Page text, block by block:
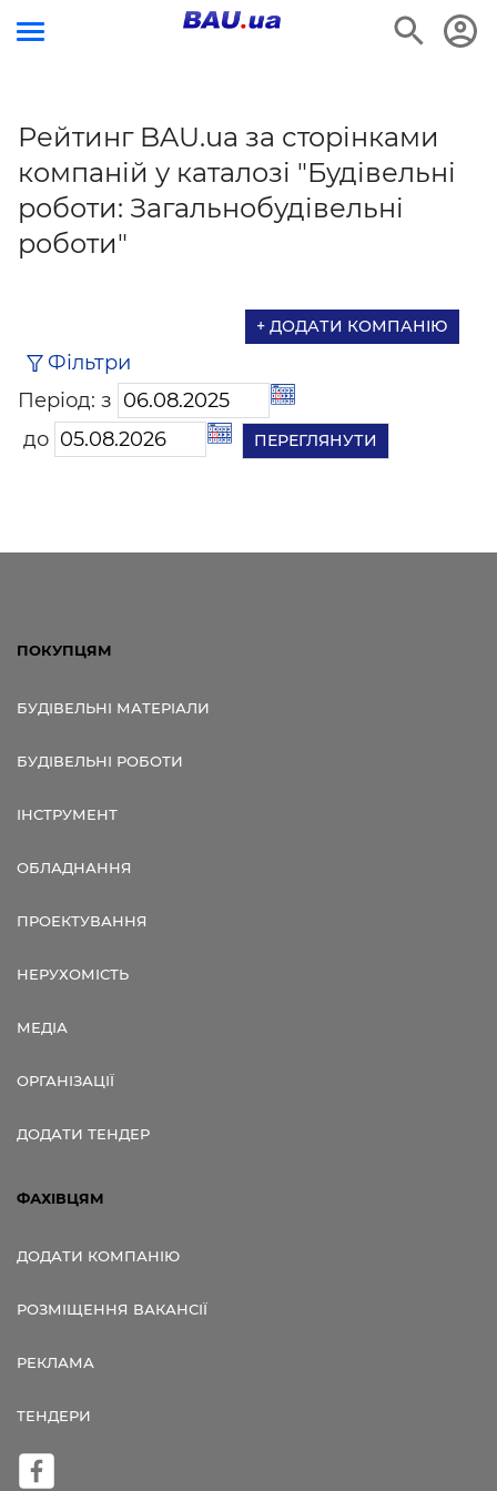
Рейтинг BAU.ua за сторінками
компаній у каталозі "Будівельні
роботи: Загальнобудівельні
роботи"
+ ДОДАТИ КОМПАНІЮ
Фільтри
Період: з
до
ПОКУПЦЯМ
БУДІВЕЛЬНІ МАТЕРІАЛИ
БУДІВЕЛЬНІ РОБОТИ
ІНСТРУМЕНТ
ОБЛАДНАННЯ
ПРОЕКТУВАННЯ
НЕРУХОМІСТЬ
МЕДІА
ОРГАНІЗАЦІЇ
ДОДАТИ ТЕНДЕР
ФАХІВЦЯМ
ДОДАТИ КОМПАНІЮ
РОЗМІЩЕННЯ ВАКАНСІЇ
РЕКЛАМА
ТЕНДЕРИ